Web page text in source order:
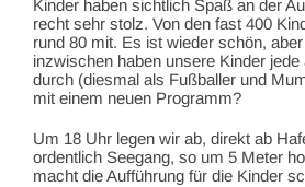
Kinder haben sichtlich Spaß an der
recht sehr stolz. Von den fast 400
rund 80 mit. Es ist wieder schön,
inzwischen haben unsere Kinder
durch (diesmal als Fußballer und
mit einem neuen Programm?
Um 18 Uhr legen wir ab, direkt ab
ordentlich Seegang, so um 5 Meter
macht die Aufführung für die Kinder